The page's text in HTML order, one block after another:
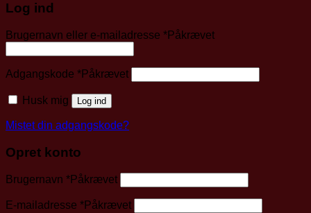
Log ind
Brugernavn eller e-mailadresse *Påkrævet
Adgangskode *Påkrævet
Husk mig Log ind
Mistet din adgangskode?
Opret konto
Brugernavn *Påkrævet
E-mailadresse *Påkrævet